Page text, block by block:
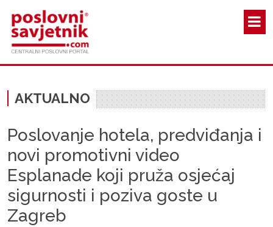
AKTUALNO
Poslovanje hotela, predviđanja i
novi promotivni video
Esplanade koji pruža osjećaj
sigurnosti i poziva goste u
Zagreb